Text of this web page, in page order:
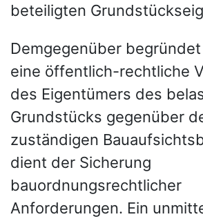
beteiligten
Demgegenüber
eine öffentlich-rechtliche
des Eigentümers des
Grundstücks gegenüber
zuständigen
dient der Sicherung
bauordnungsrechtlicher
Anforderungen. Ein